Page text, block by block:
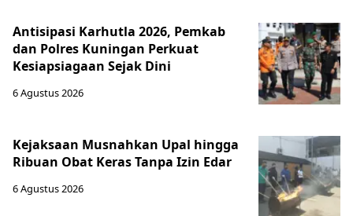
Antisipasi Karhutla 2026, Pemkab
dan Polres Kuningan Perkuat
Kesiapsiagaan Sejak Dini
6 Agustus 2026
Kejaksaan Musnahkan Upal hingga
Ribuan Obat Keras Tanpa Izin Edar
6 Agustus 2026